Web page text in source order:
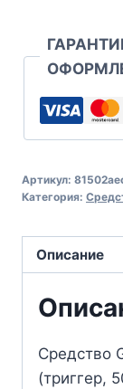
Артикул:
Категория:
Описание
Средство
(триггер,